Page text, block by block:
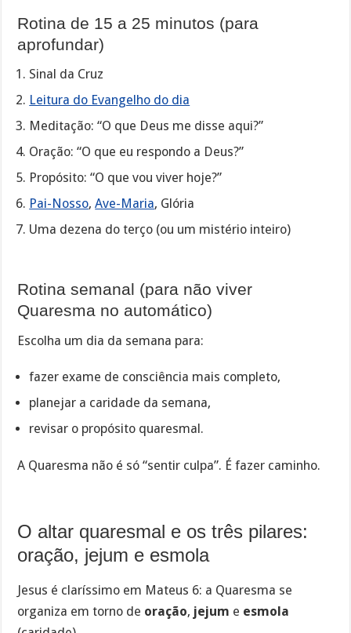
Rotina de 15 a 25 minutos (para
aprofundar)
Sinal da Cruz
Leitura do Evangelho do dia
Meditação: “O que Deus me disse aqui?”
Oração: “O que eu respondo a Deus?”
Propósito: “O que vou viver hoje?”
Pai-Nosso,Ave-Maria, Glória
Uma dezena do terço (ou um mistério inteiro)
Rotina semanal (para não viver
Quaresma no automático)
Escolha um dia da semana para:
fazer exame de consciência mais completo,
planejar a caridade da semana,
revisar o propósito quaresmal.
A Quaresma não é só “sentir culpa”. É fazer caminho.
O altar quaresmal e os três pilares:
oração, jejum e esmola
Jesus é claríssimo em Mateus 6: a Quaresma se
organiza em torno de oração, jejum e esmola